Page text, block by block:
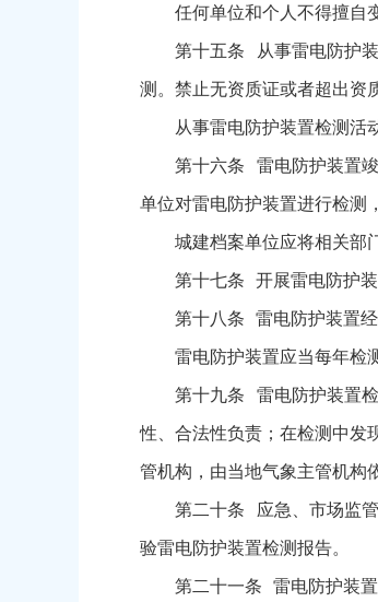
任何单位和个人不得擅自变
第十五条 从事雷电防护装
测。禁止无资质证或者超出资
从事雷电防护装置检测活动
第十六条 雷电防护装置竣
单位对雷电防护装置进行检测
城建档案单位应将相关部门
第十七条 开展雷电防护装
第十八条 雷电防护装置经验
雷电防护装置应当每年检测
第十九条 雷电防护装置检
性、合法性负责；在检测中发
管机构，由当地气象主管机构
第二十条 应急、市场监管
验雷电防护装置检测报告。
第二十一条 雷电防护装置